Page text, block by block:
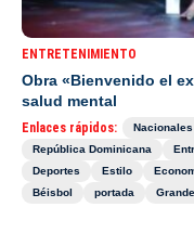
ENTRETENIMIENTO
Obra «Bienvenido el
salud mental
Enlaces rápidos: Nacionales
República Dominicana
Deportes
Estilo
Béisbol
portada